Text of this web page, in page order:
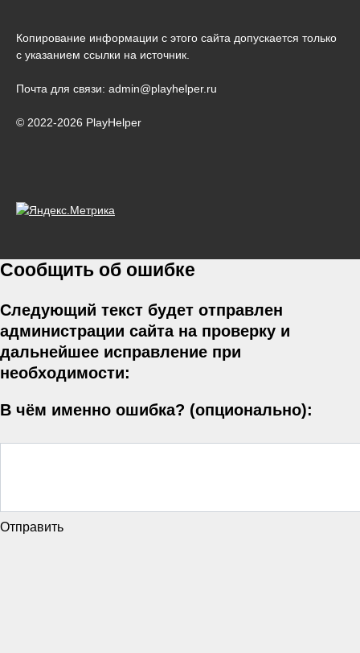
Копирование информации с этого сайта допускается только
с указанием ссылки на источник.
Почта для связи: admin@playhelper.ru
© 2022-2026 PlayHelper
Сообщить об ошибке
Следующий текст будет отправлен
администрации сайта на проверку и
дальнейшее исправление при
необходимости:
В чём именно ошибка? (опционально):
Отправить